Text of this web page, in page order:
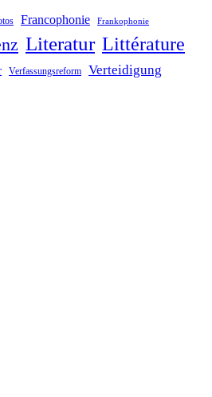
Francophonie Frankophonie
Literatur Littérature
Verfassungsreform Verteidigung